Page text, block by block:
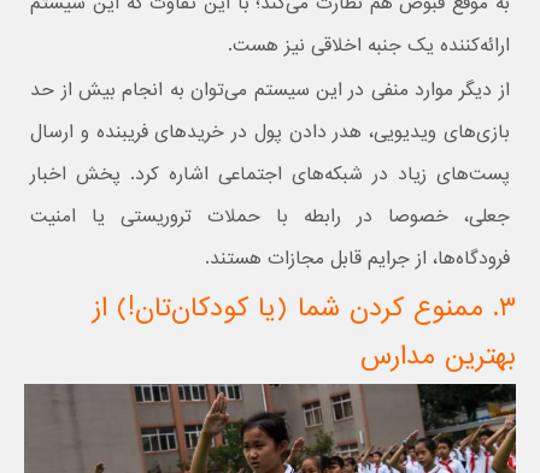
ارائه‌کننده یک جنبه اخلاقی نیز هست.
از دیگر موارد منفی در این سیستم می‌توان به انجام بیش از حد
بازی‌های ویدیویی، هدر دادن پول در خریدهای فریبنده و ارسال
پست‌های زیاد در شبکه‌های اجتماعی اشاره کرد. پخش اخبار
جعلی، خصوصا در رابطه با حملات تروریستی یا امنیت
فرودگاه‌ها، از جرایم قابل مجازات هستند.
۳. ممنوع کردن شما (یا کودکان‌تان!) از
بهترین مدارس